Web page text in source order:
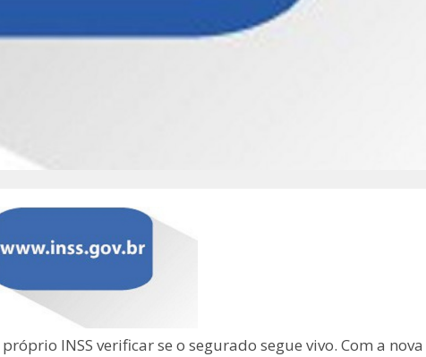
INSS verificar se o segurado segue vivo. Com a nova